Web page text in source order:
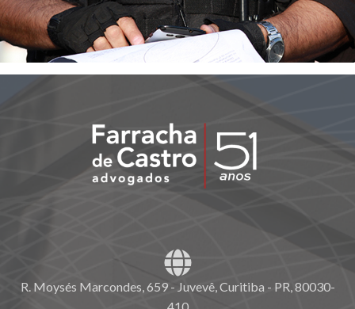
R. Moysés Marcondes, 659 - Juvevê, Curitiba - PR, 80030-